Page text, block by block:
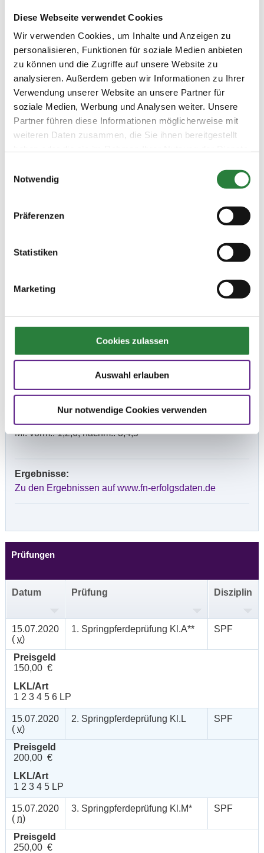
Diese Webseite verwendet Cookies
Wir verwenden Cookies, um Inhalte und Anzeigen zu
personalisieren, Funktionen für soziale Medien anbieten
zu können und die Zugriffe auf unsere Website zu
analysieren. Außerdem geben wir Informationen zu Ihrer
Verwendung unserer Website an unsere Partner für
soziale Medien, Werbung und Analysen weiter. Unsere
Partner führen diese Informationen möglicherweise mit
weiteren Daten zusammen, die Sie ihnen bereitgestellt
Notwendig
Präferenzen
Statistiken
Marketing
Cookies zulassen
Auswahl erlauben
Nur notwendige Cookies verwenden
Tagesbänder, die nur einen Tag gültig sind. Die
gültige Tages-Einlassberechtigung (Tagesband) ist
ständig zu tragen und bei Verlangen vorzuzeigen.
Ein Mund-Nase-Schutz ist durch jede Person
mitzubringen und in den durch den Veranstalter
entsprechend gekennzeichneten Bereichen (z.B.
Meldestelle) zu tragen.
Pro 2 Pferde ist nur 1 Pfleger/Begleiter, bei U18-
Reitern sind 2 Personen zugelassen. Weitere
Begleitpersonen sind nur nach ausdrücklicher
Genehmigung des Veranstalters zugelassen. Der
Zugang zum Veranstaltungsgelände erfolgt für
entsprechenden dazugehörigen Reiter bzw.
Pferdetransporter.
Die Anwesenheit von Reiter und Begleitperson sind
am Prüfungstag auf das geringste Zeitfenster zu
Anreise: Den Anweisungen der eingesetzten Ordner
ist uneingeschränkt zu folgen.
Möglichkeiten zur Handreinigung und -desinfektion
Hygienebeauftragter: Enrico Schöbel
Beschaffenheit der Plätze:
Vorbereitungsplatz: offener Sandplatz
Mi. vorm.: 1,2,6; nachm.: 3,4,5
Ergebnisse:
Zu den Ergebnissen auf www.fn-erfolgsdaten.de
Prüfungen
Datum Prüfung Disziplin
15.07.2020
( v)
1. Springpferdeprüfung Kl.A** SPF
Preisgeld
150,00 €
LKL/Art
1 2 3 4 5 6 LP
15.07.2020
( v)
2. Springpferdeprüfung Kl.L SPF
Preisgeld
200,00 €
LKL/Art
1 2 3 4 5 LP
15.07.2020
( n)
3. Springpferdeprüfung Kl.M* SPF
Preisgeld
250,00 €